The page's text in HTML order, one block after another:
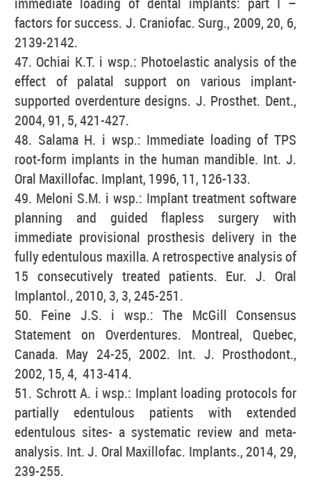
factors for success. J. Craniofac. Surg., 2009, 20, 6,
2139-2142.
47. Ochiai K.T. i wsp.: Photoelastic analysis of the
effect of palatal support on various implant-
supported overdenture designs. J. Prosthet. Dent.,
2004, 91, 5, 421-427.
48. Salama H. i wsp.: Immediate loading of TPS
root-form implants in the human mandible. Int. J.
Oral Maxillofac. Implant, 1996, 11, 126-133.
49. Meloni S.M. i wsp.: Implant treatment software
planning and guided flapless surgery with
immediate provisional prosthesis delivery in the
fully edentulous maxilla. A retrospective analysis of
15 consecutively treated patients. Eur. J. Oral
Implantol., 2010, 3, 3, 245-251.
50. Feine J.S. i wsp.: The McGill Consensus
Statement on Overdentures. Montreal, Quebec,
Canada. May 24-25, 2002. Int. J. Prosthodont.,
2002, 15, 4, 413-414.
51. Schrott A. i wsp.: Implant loading protocols for
partially edentulous patients with extended
edentulous sites- a systematic review and meta-
analysis. Int. J. Oral Maxillofac. Implants., 2014, 29,
239-255.